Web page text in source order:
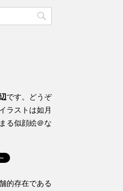
です。どうぞ
ラストは如月
る似顔絵＠な
的存在である